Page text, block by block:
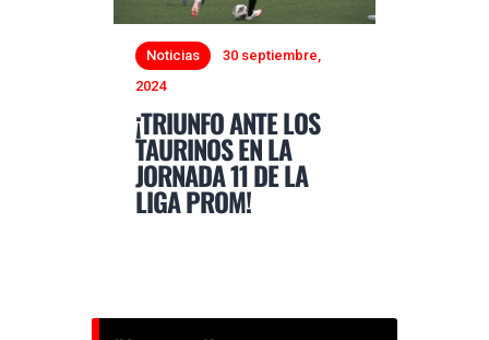
Noticias
30 septiembre,
2024
¡TRIUNFO ANTE LOS
TAURINOS EN LA
JORNADA 11 DE LA
LIGA PROM!